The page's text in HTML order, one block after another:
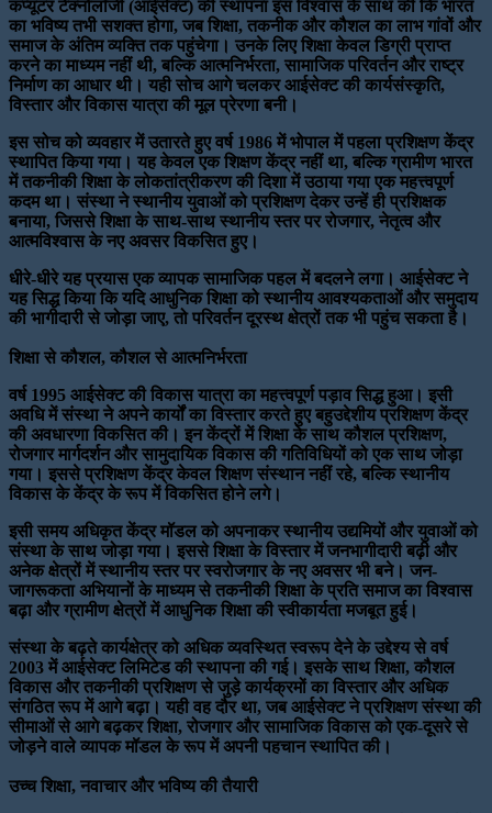
कंप्यूटर टेक्नोलॉजी (आईसेक्ट) की स्थापना इस विश्वास के साथ की कि भारत
का भविष्य तभी सशक्त होगा, जब शिक्षा, तकनीक और कौशल का लाभ गांवों और
समाज के अंतिम व्यक्ति तक पहुंचेगा। उनके लिए शिक्षा केवल डिग्री प्राप्त
करने का माध्यम नहीं थी, बल्कि आत्मनिर्भरता, सामाजिक परिवर्तन और राष्ट्र
निर्माण का आधार थी। यही सोच आगे चलकर आईसेक्ट की कार्यसंस्कृति,
विस्तार और विकास यात्रा की मूल प्रेरणा बनी।
इस सोच को व्यवहार में उतारते हुए वर्ष 1986 में भोपाल में पहला प्रशिक्षण केंद्र
स्थापित किया गया। यह केवल एक शिक्षण केंद्र नहीं था, बल्कि ग्रामीण भारत
में तकनीकी शिक्षा के लोकतांत्रीकरण की दिशा में उठाया गया एक महत्त्वपूर्ण
कदम था। संस्था ने स्थानीय युवाओं को प्रशिक्षण देकर उन्हें ही प्रशिक्षक
बनाया, जिससे शिक्षा के साथ-साथ स्थानीय स्तर पर रोजगार, नेतृत्व और
आत्मविश्वास के नए अवसर विकसित हुए।
धीरे-धीरे यह प्रयास एक व्यापक सामाजिक पहल में बदलने लगा। आईसेक्ट ने
यह सिद्ध किया कि यदि आधुनिक शिक्षा को स्थानीय आवश्यकताओं और समुदाय
की भागीदारी से जोड़ा जाए, तो परिवर्तन दूरस्थ क्षेत्रों तक भी पहुंच सकता है।
शिक्षा से कौशल, कौशल से आत्मनिर्भरता
वर्ष 1995 आईसेक्ट की विकास यात्रा का महत्त्वपूर्ण पड़ाव सिद्ध हुआ। इसी
अवधि में संस्था ने अपने कार्यों का विस्तार करते हुए बहुउद्देशीय प्रशिक्षण केंद्र
की अवधारणा विकसित की। इन केंद्रों में शिक्षा के साथ कौशल प्रशिक्षण,
रोजगार मार्गदर्शन और सामुदायिक विकास की गतिविधियों को एक साथ जोड़ा
गया। इससे प्रशिक्षण केंद्र केवल शिक्षण संस्थान नहीं रहे, बल्कि स्थानीय
विकास के केंद्र के रूप में विकसित होने लगे।
इसी समय अधिकृत केंद्र मॉडल को अपनाकर स्थानीय उद्यमियों और युवाओं को
संस्था के साथ जोड़ा गया। इससे शिक्षा के विस्तार में जनभागीदारी बढ़ी और
अनेक क्षेत्रों में स्थानीय स्तर पर स्वरोजगार के नए अवसर भी बने। जन-
जागरूकता अभियानों के माध्यम से तकनीकी शिक्षा के प्रति समाज का विश्वास
बढ़ा और ग्रामीण क्षेत्रों में आधुनिक शिक्षा की स्वीकार्यता मजबूत हुई।
संस्था के बढ़ते कार्यक्षेत्र को अधिक व्यवस्थित स्वरूप देने के उद्देश्य से वर्ष
2003 में आईसेक्ट लिमिटेड की स्थापना की गई। इसके साथ शिक्षा, कौशल
विकास और तकनीकी प्रशिक्षण से जुड़े कार्यक्रमों का विस्तार और अधिक
संगठित रूप में आगे बढ़ा। यही वह दौर था, जब आईसेक्ट ने प्रशिक्षण संस्था की
सीमाओं से आगे बढ़कर शिक्षा, रोजगार और सामाजिक विकास को एक-दूसरे से
जोड़ने वाले व्यापक मॉडल के रूप में अपनी पहचान स्थापित की।
उच्च शिक्षा, नवाचार और भविष्य की तैयारी